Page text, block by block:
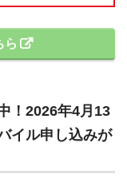
ら
！2026年4月13
イル申し込みが